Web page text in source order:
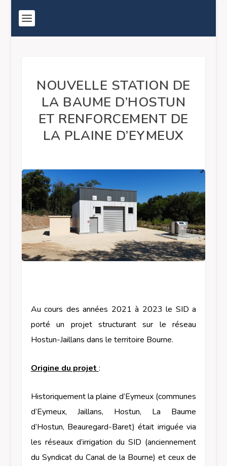
NOUVELLE STATION DE
LA BAUME D’HOSTUN
ET RENFORCEMENT DE
LA PLAINE D’EYMEUX
Au cours des années 2021 à 2023 le SID a
porté un projet structurant sur le réseau
Hostun-Jaillans dans le territoire Bourne.
Origine du projet :
Historiquement la plaine d’Eymeux (communes
d’Eymeux, Jaillans, Hostun, La Baume
d’Hostun, Beauregard-Baret) était irriguée via
les réseaux d’irrigation du SID (anciennement
du Syndicat du Canal de la Bourne) et ceux de